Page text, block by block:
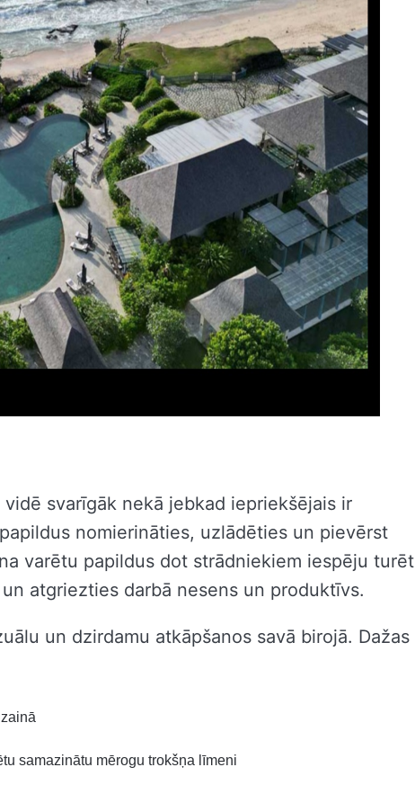
svarīgāk nekā jebkad iepriekšējais ir
nomierināties, uzlādēties un pievērst
varētu papildus dot strādniekiem iespēju turēt
atgriezties darbā nesens un produktīvs.
un dzirdamu atkāpšanos savā birojā. Dažas
samazinātu mērogu trokšņa līmeni